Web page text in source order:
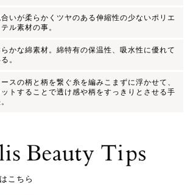
合いが柔らかくツヤのある伸縮性の少ないポリエ
ル素材の事。
かな綿素材。綿特有の保温性、吸水性に優れて
。
ースの柄と柄を繋ぐ糸を編みこまずに浮かせて、
ットすることで透け感や柄をすっきりとさせる手
こちら